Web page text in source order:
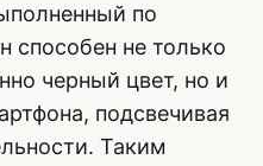
по
способен не только
черный цвет, но и
подсвечивая
Таким